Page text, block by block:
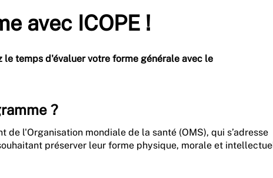
avec ICOPE !
le temps d'évaluer votre forme générale avec le
?
de l'Organisation mondiale de la santé (OMS), qui s’adresse
préserver leur forme physique, morale et